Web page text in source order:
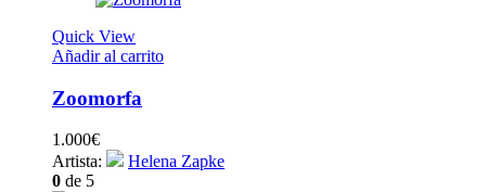
Quick View
Añadir al carrito
Zoomorfa
1.000€
Artista:
Helena Zapke
0 de 5